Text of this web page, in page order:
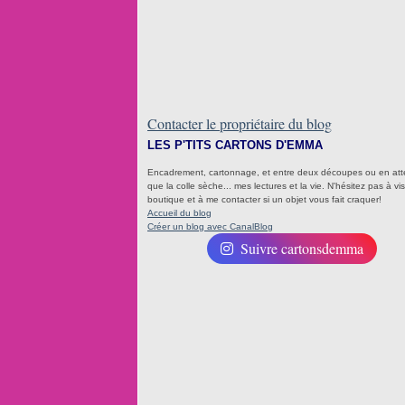
Contacter le propriétaire du blog
LES P'TITS CARTONS D'EMMA
Encadrement, cartonnage, et entre deux découpes ou en
que la colle sèche... mes lectures et la vie. N'hésitez pas à
boutique et à me contacter si un objet vous fait craquer!
Accueil du blog
Créer un blog avec CanalBlog
Suivre cartonsdemma